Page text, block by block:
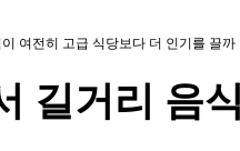
여전히 고급 식당보다 더 인기를 끌까
길거리 음